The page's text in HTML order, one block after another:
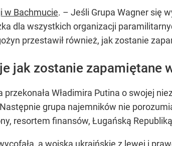
w Bachmucie. – Jeśli Grupa Wagner się
dla wszystkich organizacji
przestawił również, jak zostanie
jak zostanie zapamiętane
Władimira Putina o swojej
grupa najemników nie
resortem finansów, Ługańską
a wojska ukraińskie z lewej i